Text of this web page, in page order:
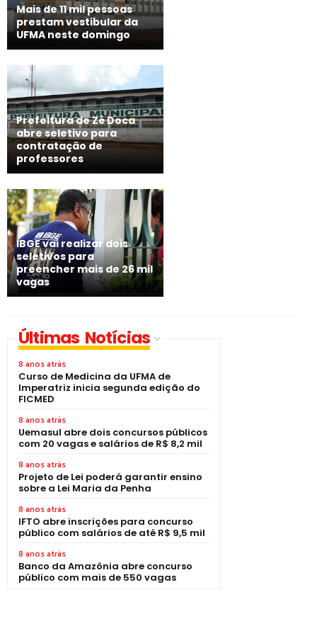
Mais de 11 mil pessoas
prestam vestibular da
UFMA neste domingo
Prefeitura de Zé Doca
abre seletivo para
contratação de
professores
IBGE vai realizar dois
seletivos para
preencher mais de 26 mil
vagas
Últimas Notícias
8 anos atrás
Curso de Medicina da UFMA de
Imperatriz inicia segunda edição do
FICMED
8 anos atrás
Uemasul abre dois concursos públicos
com 20 vagas e salários de R$ 8,2 mil
8 anos atrás
Projeto de Lei poderá garantir ensino
sobre a Lei Maria da Penha
8 anos atrás
IFTO abre inscrições para concurso
público com salários de até R$ 9,5 mil
8 anos atrás
Banco da Amazônia abre concurso
público com mais de 550 vagas